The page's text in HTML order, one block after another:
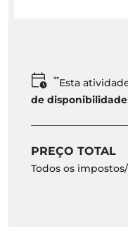
**Esta
de disponibilidade
PREÇO TOTAL
Todos os